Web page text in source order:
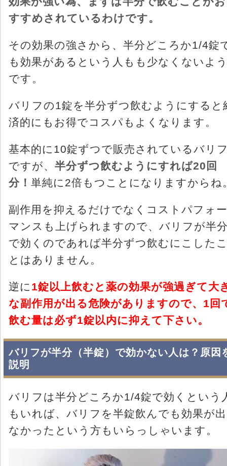
すすめされているわけです。
その効果の強さから、半分どころか1/4錠
も効果があるという人もも少なくないよ
です。
バリフの1錠を半分ずつ飲むようにすると
済的にもお得でコスパもよくなります。
基本的に10錠ずつで販売されているバリ
ですが、 半分ずつ飲むようにすれば20回
分！ 単純に2倍もつことになりますからね
副作用を抑えるだけでなくコストパフォー
マンスも上げられますので、バリフが半
で効くのであれば半分ずつ飲むにこした
とはありません。
逆に 1錠以上飲むと薬の効果が強過ぎて大
な副作用が出る危険がありますので、1回
飲む量は必ず1錠以内に抑えて下さい。
バリフが半分（半錠）で効かない人は？原因
説明
バリフは半分どころか1/4錠で効くという
もいれば、バリフを半錠飲んでも効果が出
なかったという方もいらっしゃいます。